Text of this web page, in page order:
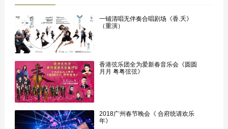
一铺清唱无伴奏合唱剧场《香.夭》
（重演）
香港弦乐团全为爱新春音乐会《圆圆
月月 粤粤弦弦》
2018广州春节晚会《 合府统请欢乐
年》